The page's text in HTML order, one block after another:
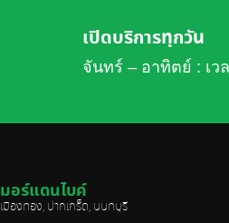
เปิดบริการทุกวัน
จันทร์ – อาทิตย์ : เว
มอร์แดนไบค์
เมืองทอง, ปากเกร็ด, นนทบุรี